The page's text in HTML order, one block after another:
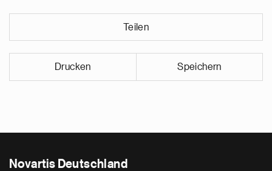
Teilen
Drucken Speichern
Novartis Deutschland